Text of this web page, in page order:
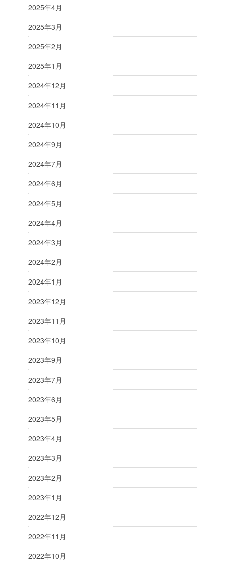
2025年4月
2025年3月
2025年2月
2025年1月
2024年12月
2024年11月
2024年10月
2024年9月
2024年7月
2024年6月
2024年5月
2024年4月
2024年3月
2024年2月
2024年1月
2023年12月
2023年11月
2023年10月
2023年9月
2023年7月
2023年6月
2023年5月
2023年4月
2023年3月
2023年2月
2023年1月
2022年12月
2022年11月
2022年10月